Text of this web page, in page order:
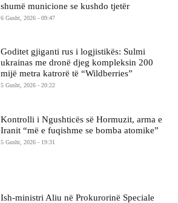
shumë municione se kushdo tjetër
6 Gusht, 2026 - 09:47
Goditet gjiganti rus i logjistikës: Sulmi
ukrainas me dronë djeg kompleksin 200
mijë metra katrorë të “Wildberries”
5 Gusht, 2026 - 20:22
Kontrolli i Ngushticës së Hormuzit, arma e
Iranit “më e fuqishme se bomba atomike”
5 Gusht, 2026 - 19:31
Ish-ministri ​Aliu në Prokurorinë Speciale